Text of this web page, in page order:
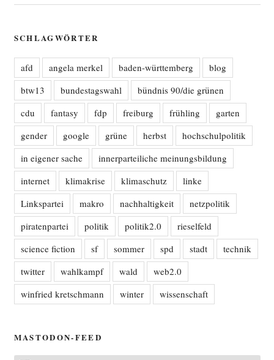
SCHLAGWÖRTER
afd angela merkel baden-württemberg
blog
btw13
bundestagswahl
bündnis 90/die grünen
cdu
fantasy fdp freiburg frühling
garten
gender
google grüne herbst
hochschulpolitik
in eigener sache
innerparteiliche meinungsbildung
internet
klimakrise klimaschutz
linke
Linkspartei
makro nachhaltigkeit
netzpolitik
piratenpartei
politik politik2.0
rieselfeld
science fiction
sf sommer spd stadt
technik
twitter
wahlkampf wald
web2.0
winfried kretschmann
winter wissenschaft
MASTODON-FEED